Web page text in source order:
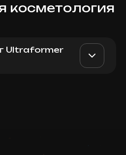
косметология
Ultraformer